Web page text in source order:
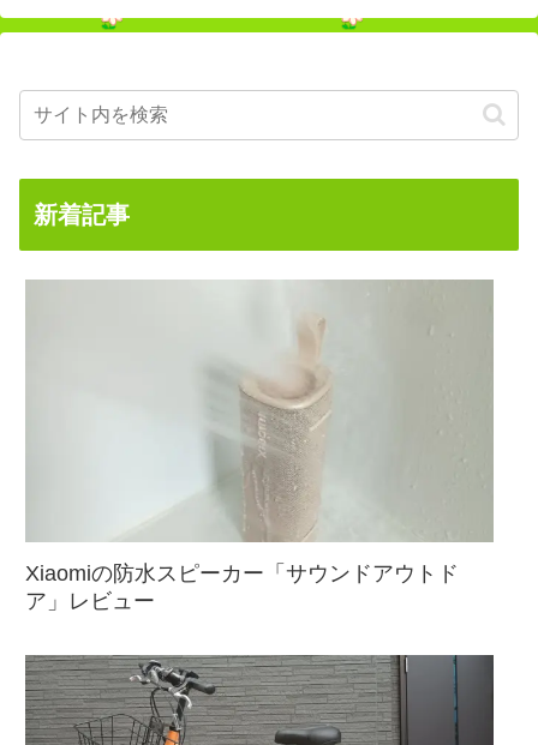
新着記事
Xiaomiの防水スピーカー「サウンドアウトド
ア」レビュー